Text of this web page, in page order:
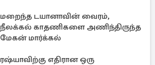
மறைந்த டயானாவின் வைரம்,
நீலக்கல் காதணிகளை அணிந்திருந்த
மேகன் மார்க்கல்
ரஷ்யாவிற்கு எதிரான ஒரு